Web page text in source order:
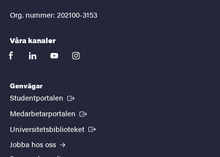
Org. nummer: 202100-3153
Våra kanaler
facebooklinkedinyoutubeinstagram
Genvägar
Studentportalen (Extern länk)
Medarbetarportalen (Extern länk)
Universitetsbiblioteket (Extern länk)
Jobba hos oss